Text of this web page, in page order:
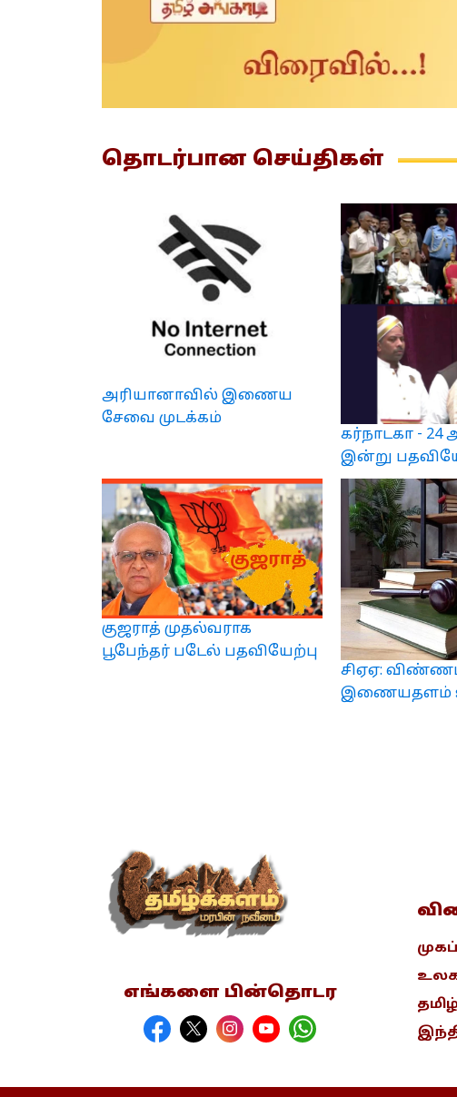
தொடர்பான செய்திகள்
அரியானாவில் இணைய
சேவை முடக்கம்
கர்நாடகா -
இன்று
குஜராத் முதல்வராக
பூபேந்தர் படேல் பதவியேற்பு
சிஏஏ:
இணையதளம்
எங்களை பின்தொடர